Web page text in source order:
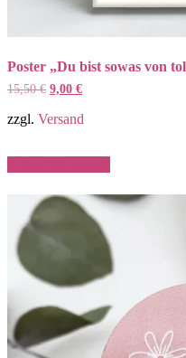
Poster „Du bist sowas von
15,50€ Ursprünglicher
war:
9,00 €Aktueller
ist:
zzgl. Versand